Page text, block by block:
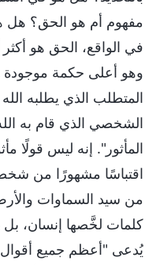
مفهوم أم هو الحق؟ هل
في الواقع، الحق هو أكثر
وهو أعلى حكمة موجودة
المتطلب الذي يطلبه
الشخصي الذي قام به
المأثور". إنه ليس قولًا
اقتباسًا مشهورًا من
من سيد السماوات
كلمات لخَّصها إنسان، بل
يُدعى "أعظم جميع أقوال